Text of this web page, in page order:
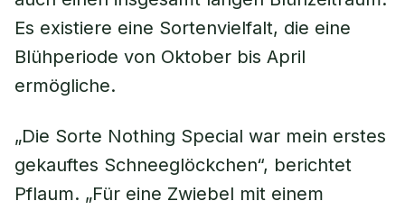
Es existiere eine Sortenvielfalt, die eine
Blühperiode von Oktober bis April
ermögliche.
„Die Sorte Nothing Special war mein erstes
gekauftes Schneeglöckchen“, berichtet
Pflaum. „Für eine Zwiebel mit einem